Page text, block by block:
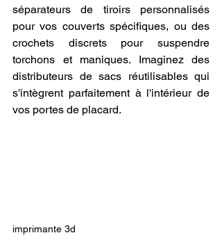
séparateurs de tiroirs personnalisés
pour vos couverts spécifiques, ou des
crochets discrets pour suspendre
torchons et maniques. Imaginez des
distributeurs de sacs réutilisables qui
s'intègrent parfaitement à l'intérieur de
vos portes de placard.
imprimante 3d